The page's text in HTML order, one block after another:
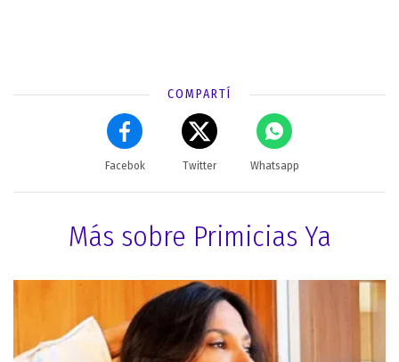
COMPARTÍ
Facebok Twitter Whatsapp
Más sobre Primicias Ya